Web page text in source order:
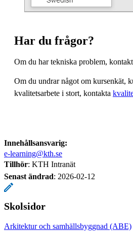
Har du frågor?
Om du har tekniska problem,
Om du undrar något om kursenkät,
kvalitetsarbete i stort, kontakta
Innehållsansvarig:
e-learning@kth.se
Tillhör: KTH Intranät
Senast ändrad: 2026-02-12
Skolsidor
Arkitektur och samhällsbyggnad (ABE)